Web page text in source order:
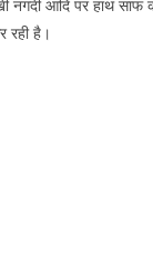
आदि पर हाथ साफ
रही है।